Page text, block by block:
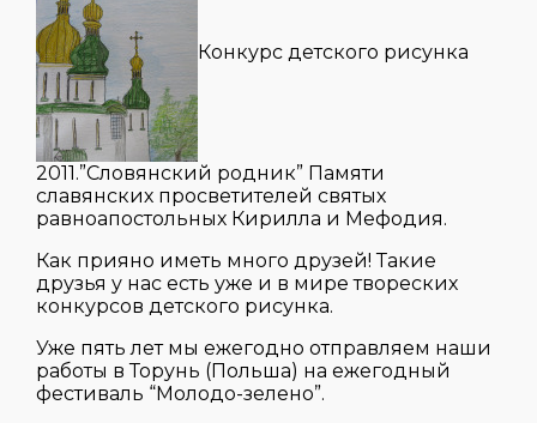
Конкурс детского рисунка
2011.”Словянский родник” Памяти
славянских просветителей святых
равноапостольных Кирилла и Мефодия.
Как прияно иметь много друзей! Такие
друзья у нас есть уже и в мире твореских
конкурсов детского рисунка.
Уже пять лет мы ежегодно отправляем наши
работы в Торунь (Польша) на ежегодный
фестиваль “Молодо-зелено”.